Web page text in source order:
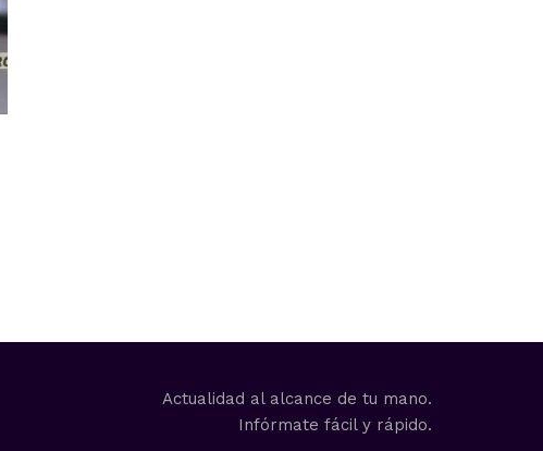
Actualidad al alcance de tu mano.
Infórmate fácil y rápido.